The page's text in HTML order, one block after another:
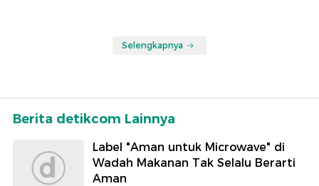
Selengkapnya
Berita detikcom Lainnya
Label "Aman untuk Microwave" di
Wadah Makanan Tak Selalu Berarti
Aman